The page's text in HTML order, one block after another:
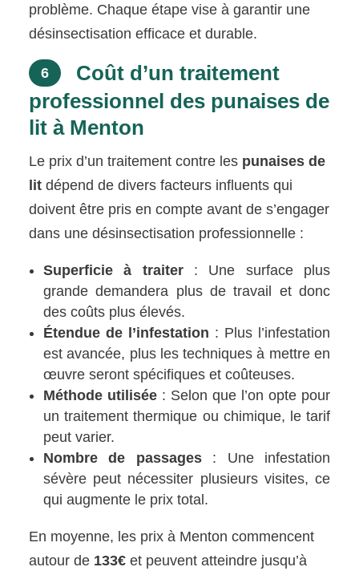
problème. Chaque étape vise à garantir une
désinsectisation efficace et durable.
6
Coût d’un traitement
professionnel des punaises de
lit à Menton
Le prix d’un traitement contre les punaises de
lit dépend de divers facteurs influents qui
doivent être pris en compte avant de s’engager
dans une désinsectisation professionnelle :
Superficie à traiter: Une surface plus
grande demandera plus de travail et donc
des coûts plus élevés.
Étendue de l’infestation : Plus l’infestation
est avancée, plus les techniques à mettre en
œuvre seront spécifiques et coûteuses.
Méthode utilisée : Selon que l’on opte pour
un traitement thermique ou chimique, le tarif
peut varier.
Nombre de passages: Une infestation
sévère peut nécessiter plusieurs visites, ce
qui augmente le prix total.
En moyenne, les prix à Menton commencent
autour de 133€ et peuvent atteindre jusqu’à